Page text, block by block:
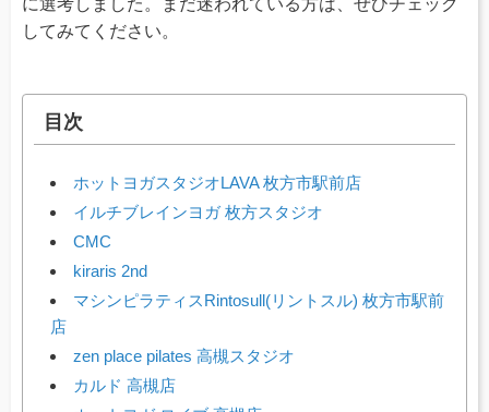
してみてください。
目次
ホットヨガスタジオLAVA 枚方市駅前店
イルチブレインヨガ 枚方スタジオ
CMC
kiraris 2nd
マシンピラティスRintosull(リントスル) 枚方市駅前
店
zen place pilates 高槻スタジオ
カルド 高槻店